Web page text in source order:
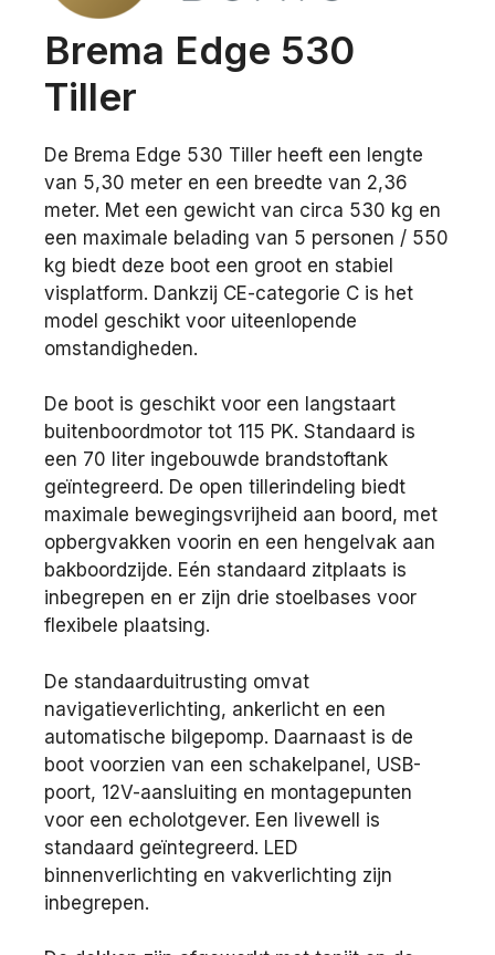
Brema Edge 530
Tiller
De Brema Edge 530 Tiller heeft een lengte
van 5,30 meter en een breedte van 2,36
meter. Met een gewicht van circa 530 kg en
een maximale belading van 5 personen / 550
kg biedt deze boot een groot en stabiel
visplatform. Dankzij CE-categorie C is het
model geschikt voor uiteenlopende
omstandigheden.
De boot is geschikt voor een langstaart
buitenboordmotor tot 115 PK. Standaard is
een 70 liter ingebouwde brandstoftank
geïntegreerd. De open tillerindeling biedt
maximale bewegingsvrijheid aan boord, met
opbergvakken voorin en een hengelvak aan
bakboordzijde. Eén standaard zitplaats is
inbegrepen en er zijn drie stoelbases voor
flexibele plaatsing.
De standaarduitrusting omvat
navigatieverlichting, ankerlicht en een
automatische bilgepomp. Daarnaast is de
boot voorzien van een schakelpanel, USB-
poort, 12V-aansluiting en montagepunten
voor een echolotgever. Een livewell is
standaard geïntegreerd. LED
binnenverlichting en vakverlichting zijn
inbegrepen.